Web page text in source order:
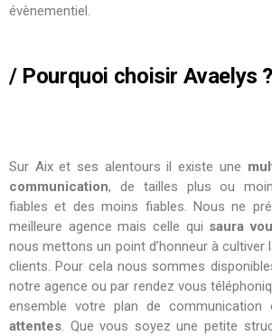
évènementiel.
/ Pourquoi choisir Avaelys ?
Sur Aix et ses alentours il existe une
communication, de tailles plus ou
fiables et des moins fiables. Nous ne
meilleure agence mais celle qui saura
nous mettons un point d’honneur à cultiver
clients. Pour cela nous sommes
notre agence ou par rendez vous
ensemble votre plan de
attentes. Que vous soyez une petite